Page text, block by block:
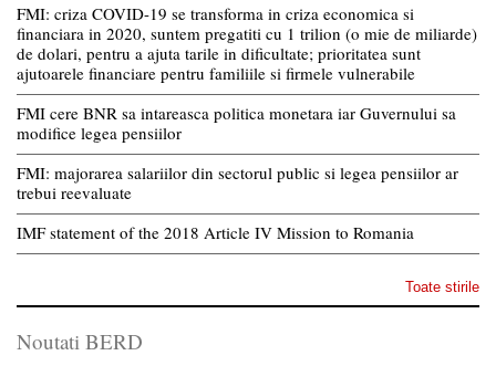
FMI: criza COVID-19 se transforma in criza economica si
financiara in 2020, suntem pregatiti cu 1 trilion (o mie de miliarde)
de dolari, pentru a ajuta tarile in dificultate; prioritatea sunt
ajutoarele financiare pentru familiile si firmele vulnerabile
FMI cere BNR sa intareasca politica monetara iar Guvernului sa
modifice legea pensiilor
FMI: majorarea salariilor din sectorul public si legea pensiilor ar
trebui reevaluate
IMF statement of the 2018 Article IV Mission to Romania
Toate stirile
Noutati BERD